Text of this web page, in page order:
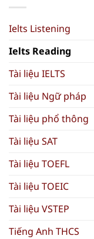
Ielts Listening
Ielts Reading
Tài liệu IELTS
Tài liệu Ngữ pháp
Tài liệu phổ thông
Tài liệu SAT
Tài liệu TOEFL
Tài liệu TOEIC
Tài liệu VSTEP
Tiếng Anh THCS